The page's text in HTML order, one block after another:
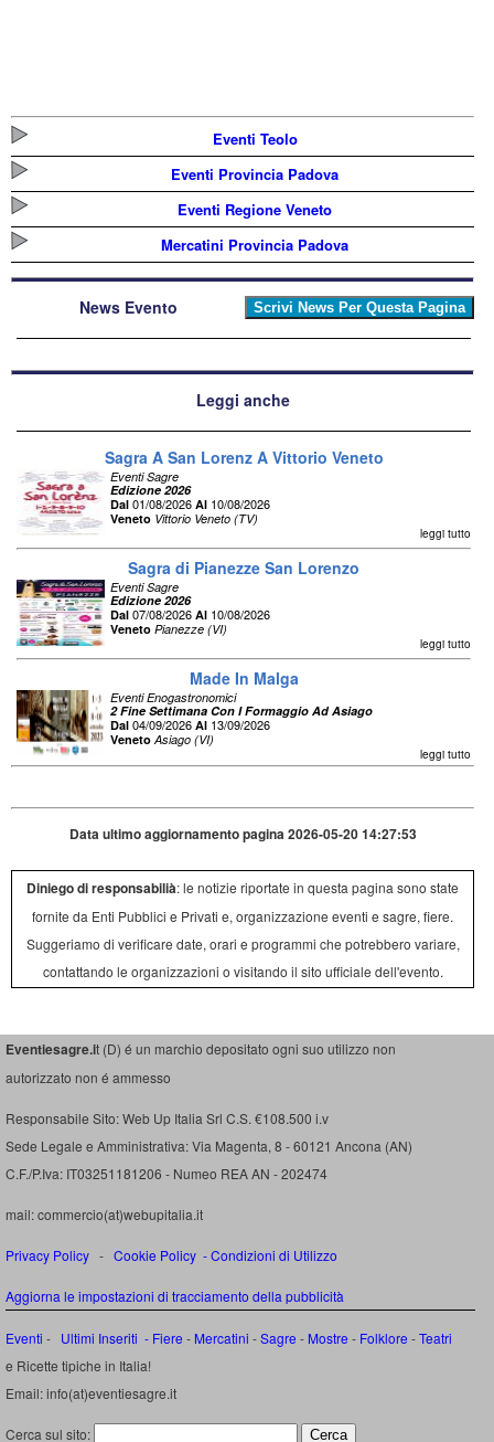
Eventi Teolo
Eventi Provincia Padova
Eventi Regione Veneto
Mercatini Provincia Padova
News Evento
Leggi anche
Sagra A San Lorenz A Vittorio Veneto
Eventi Sagre
Edizione 2026
Dal 01/08/2026 Al 10/08/2026
Veneto Vittorio Veneto (TV)
leggi tutto
Sagra di Pianezze San Lorenzo
Eventi Sagre
Edizione 2026
Dal 07/08/2026 Al 10/08/2026
Veneto Pianezze (VI)
leggi tutto
Made In Malga
Eventi Enogastronomici
2 Fine Settimana Con I Formaggio Ad Asiago
Dal 04/09/2026 Al 13/09/2026
Veneto Asiago (VI)
leggi tutto
Data ultimo aggiornamento pagina 2026-05-20 14:27:53
Diniego di responsabilià: le notizie riportate in questa pagina sono state
fornite da Enti Pubblici e Privati e, organizzazione eventi e sagre, fiere.
Suggeriamo di verificare date, orari e programmi che potrebbero variare,
contattando le organizzazioni o visitando il sito ufficiale dell'evento.
Eventiesagre.it (D) é un marchio depositato ogni suo utilizzo non
autorizzato non é ammesso
Responsabile Sito: Web Up Italia Srl C.S. €108.500 i.v
Sede Legale e Amministrativa: Via Magenta, 8 - 60121 Ancona (AN)
C.F./P.Iva: IT03251181206 - Numeo REA AN - 202474
mail: commercio(at)webupitalia.it
Privacy Policy - Cookie Policy -Condizioni di Utilizzo
Aggiorna le impostazioni di tracciamento della pubblicità
Eventi - Ultimi Inseriti - Fiere - Mercatini -Sagre - Mostre - Folklore -Teatri
e Ricette tipiche in Italia!
Email: info(at)eventiesagre.it
Cerca sul sito: